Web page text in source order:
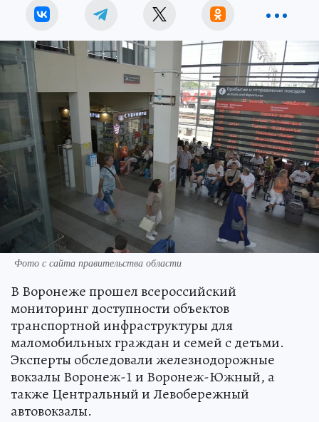
Фото с сайта правительства области
В Воронеже прошел всероссийский
мониторинг доступности объектов
транспортной инфраструктуры для
маломобильных граждан и семей с детьми.
Эксперты обследовали железнодорожные
вокзалы Воронеж-1 и Воронеж-Южный, а
также Центральный и Левобережный
автовокзалы.